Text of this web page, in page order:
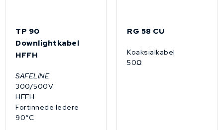
TP 90
Downlightkabel
HFFH
SAFELINE
300/500V
HFFH
Fortinnede ledere
90°C
RG 58 CU
Koaksialkabel
50Ω